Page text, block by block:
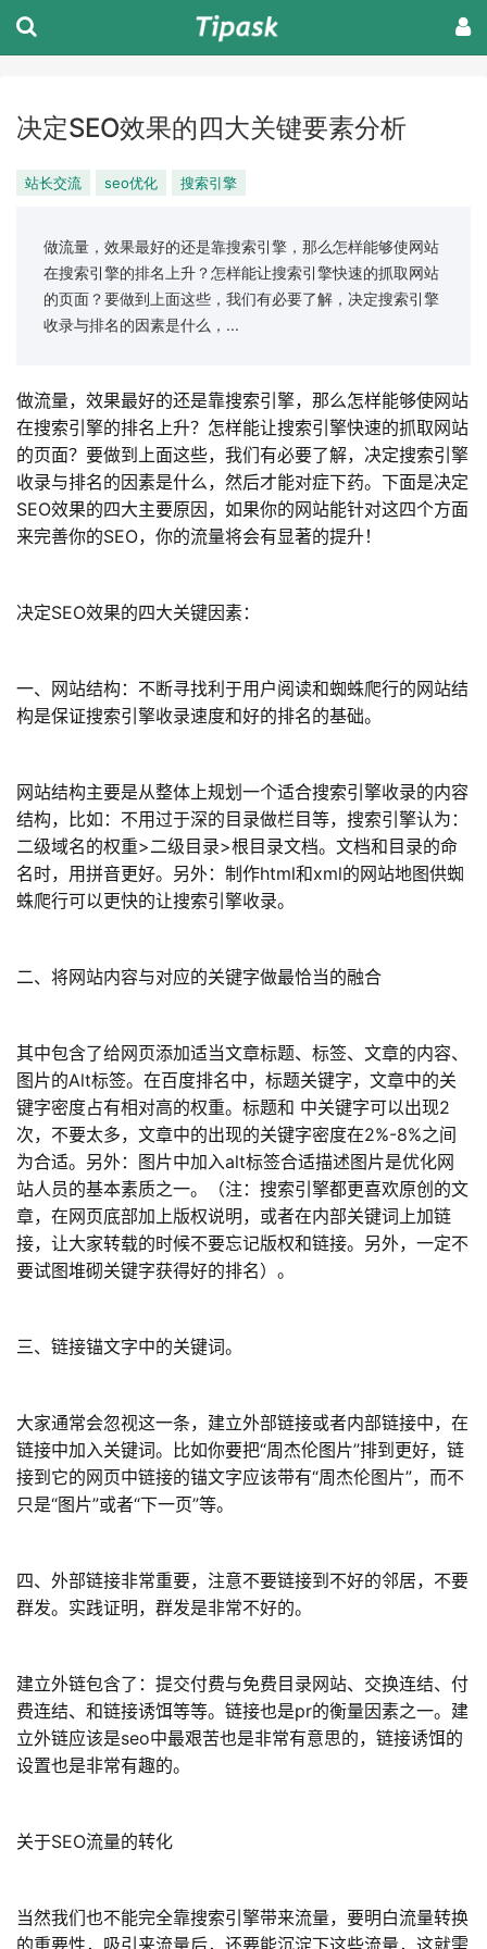
决定SEO效果的四大关键要素分析
站长交流 seo优化 搜索引擎
做流量，效果最好的还是靠搜索引擎，那么怎样能够使网站
在搜索引擎的排名上升？怎样能让搜索引擎快速的抓取网站
的页面？要做到上面这些，我们有必要了解，决定搜索引擎
收录与排名的因素是什么，...
做流量，效果最好的还是靠搜索引擎，那么怎样能够使网站
在搜索引擎的排名上升？怎样能让搜索引擎快速的抓取网站
的页面？要做到上面这些，我们有必要了解，决定搜索引擎
收录与排名的因素是什么，然后才能对症下药。下面是决定
SEO效果的四大主要原因，如果你的网站能针对这四个方面
来完善你的SEO，你的流量将会有显著的提升！
决定SEO效果的四大关键因素：
一、网站结构：不断寻找利于用户阅读和蜘蛛爬行的网站结
构是保证搜索引擎收录速度和好的排名的基础。
网站结构主要是从整体上规划一个适合搜索引擎收录的内容
结构，比如：不用过于深的目录做栏目等，搜索引擎认为：
二级域名的权重>二级目录>根目录文档。文档和目录的命
名时，用拼音更好。另外：制作html和xml的网站地图供蜘
蛛爬行可以更快的让搜索引擎收录。
二、将网站内容与对应的关键字做最恰当的融合
其中包含了给网页添加适当文章标题、标签、文章的内容、
图片的Alt标签。在百度排名中，标题关键字，文章中的关
键字密度占有相对高的权重。标题和 中关键字可以出现2
次，不要太多，文章中的出现的关键字密度在2%-8%之间
为合适。另外：图片中加入alt标签合适描述图片是优化网
站人员的基本素质之一。（注：搜索引擎都更喜欢原创的文
章，在网页底部加上版权说明，或者在内部关键词上加链
接，让大家转载的时候不要忘记版权和链接。另外，一定不
要试图堆砌关键字获得好的排名）。
三、链接锚文字中的关键词。
大家通常会忽视这一条，建立外部链接或者内部链接中，在
链接中加入关键词。比如你要把“周杰伦图片”排到更好，链
接到它的网页中链接的锚文字应该带有“周杰伦图片”，而不
只是“图片”或者“下一页”等。
四、外部链接非常重要，注意不要链接到不好的邻居，不要
群发。实践证明，群发是非常不好的。
建立外链包含了：提交付费与免费目录网站、交换连结、付
费连结、和链接诱饵等等。链接也是pr的衡量因素之一。建
立外链应该是seo中最艰苦也是非常有意思的，链接诱饵的
设置也是非常有趣的。
关于SEO流量的转化
当然我们也不能完全靠搜索引擎带来流量，要明白流量转换
的重要性，吸引来流量后，还要能沉淀下这些流量，这就需